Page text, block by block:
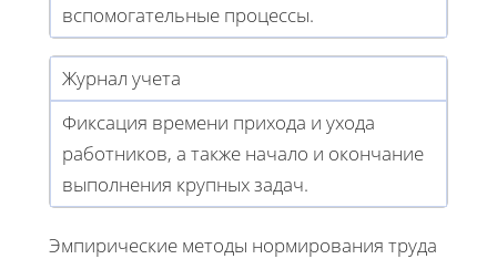
вспомогательные процессы.
Журнал учета
Фиксация времени прихода и ухода
работников, а также начало и окончание
выполнения крупных задач.
Эмпирические методы нормирования труда